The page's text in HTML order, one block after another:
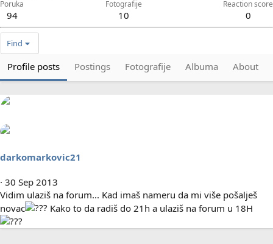
Poruka
94
Fotografije
10
Reaction score
0
Find
Profile posts Postings Fotografije Albuma About
darkomarkovic21
30 Sep 2013
Vidim ulaziš na forum... Kad imaš nameru da mi više pošalješ
novac
Kako to da radiš do 21h a ulaziš na forum u 18H